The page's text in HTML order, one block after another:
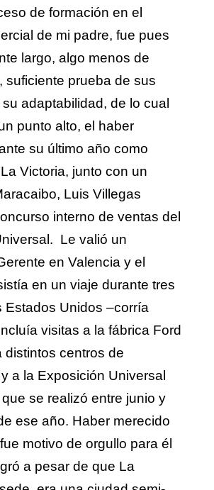
de formación en el
de mi padre, fue pues
largo, algo menos de
suficiente prueba de sus
adaptabilidad, de lo cual
punto alto, el haber
su último año como
Victoria, junto con un
Luis Villegas
interno de ventas del
Le valió un
en Valencia y el
en un viaje durante tres
Estados Unidos –corría
visitas a la fábrica Ford
distintos centros de
a la Exposición Universal
se realizó entre junio y
ese año. Haber merecido
motivo de orgullo para él
a pesar de que La